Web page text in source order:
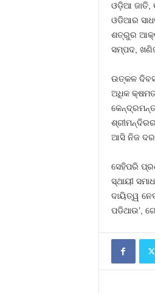
ଓଡ଼ିଆ ଜାତି,
ଓଡିଆର
ଶତ୍ରୁର
ସମ୍ପଦ,
ଉତ୍କଳ
ଅଧିକ
ଆସି ନିଜ
ସେହିପରି
ସ୍ଥାୟୀ
ଦାୟିତ୍ୱ
ପଡିଥାଉ’,